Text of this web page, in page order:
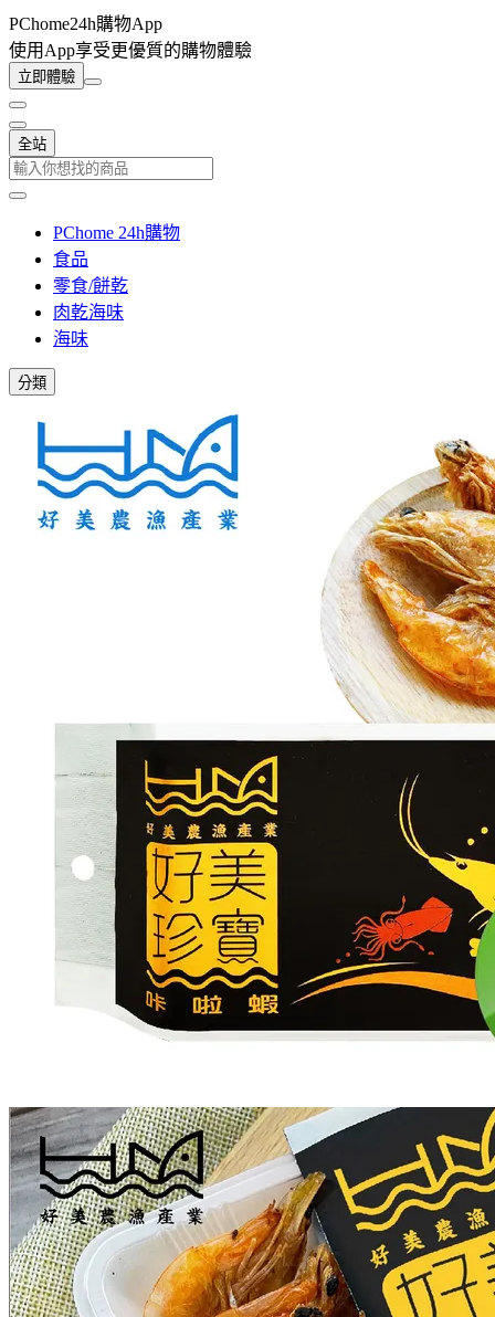
PChome24h購物App
使用App享受更優質的購物體驗
立即體驗
全站
PChome 24h購物
食品
零食/餅乾
肉乾海味
海味
分類